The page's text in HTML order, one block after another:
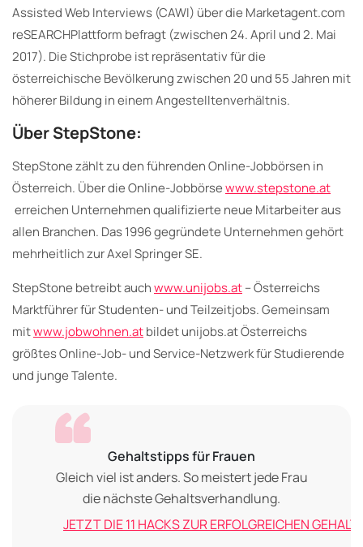
Assisted Web Interviews (CAWI) über die Marketagent.com
reSEARCHPlattform befragt (zwischen 24. April und 2. Mai
2017). Die Stichprobe ist repräsentativ für die
österreichische Bevölkerung zwischen 20 und 55 Jahren mit
höherer Bildung in einem Angestelltenverhältnis.
Über StepStone:
StepStone zählt zu den führenden Online-Jobbörsen in
Österreich. Über die Online-Jobbörsewww.stepstone.at
erreichen Unternehmen qualifizierte neue Mitarbeiter aus
allen Branchen. Das 1996 gegründete Unternehmen gehört
mehrheitlich zur Axel Springer SE.
StepStone betreibt auchwww.unijobs.at– Österreichs
Marktführer für Studenten- und Teilzeitjobs. Gemeinsam
mitwww.jobwohnen.atbildet unijobs.at Österreichs
größtes Online-Job- und Service-Netzwerk für Studierende
und junge Talente.
Gehaltstipps für Frauen
Gleich viel ist anders. So meistert jede Frau
die nächste Gehaltsverhandlung.
JETZT DIE 11 HACKS ZUR ERFOLGREICHEN